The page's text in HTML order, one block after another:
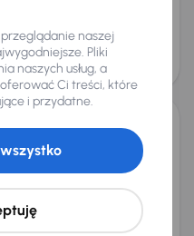
Hybryda
Cena promocyjna
naszej
Pliki
naszych usług, a
Ci treści, które
i przydatne.